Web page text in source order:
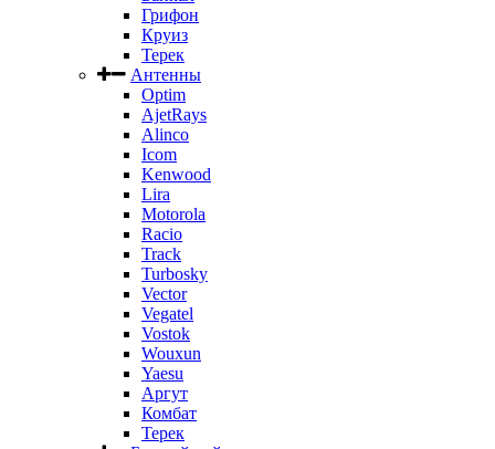
Грифон
Круиз
Терек
Антенны
Optim
AjetRays
Alinco
Icom
Kenwood
Lira
Motorola
Racio
Track
Turbosky
Vector
Vegatel
Vostok
Wouxun
Yaesu
Аргут
Комбат
Терек